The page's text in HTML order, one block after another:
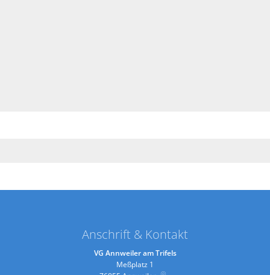
Anschrift & Kontakt
VG Annweiler am Trifels
Meßplatz 1